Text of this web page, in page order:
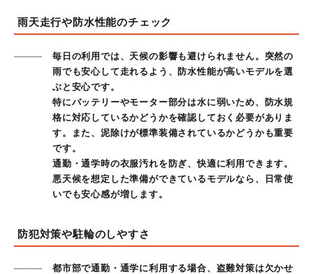
雨天走行や防水性能のチェック
毎日の利用では、天候の影響も避けられません。突然の
雨でも安心して走れるよう、防水性能が高いモデルを選
ぶと安心です。
特にバッテリーやモーター部分は水に弱いため、防水規
格に対応しているかどうかを確認しておく必要がありま
す。また、泥除けが標準装備されているかどうかも重要
です。
通勤・通学時の衣服汚れを防ぎ、快適に利用できます。
悪天候を想定した準備ができているモデルなら、日常使
いでも安心感が増します。
防犯対策や駐輪のしやすさ
都市部で通勤・通学に利用する場合、盗難対策は欠かせ